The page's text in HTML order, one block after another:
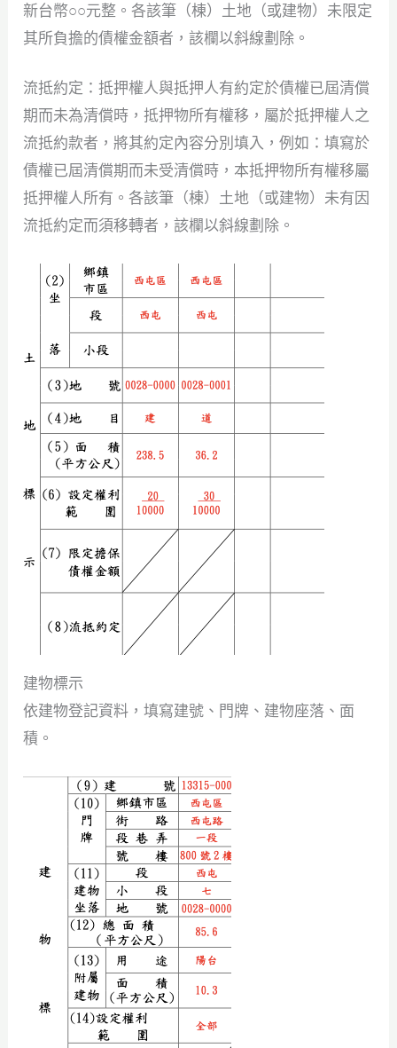
新台幣○○元整。各該筆（棟）土地（或建物）未限定
其所負擔的債權金額者，該欄以斜線劃除。
流抵約定：抵押權人與抵押人有約定於債權已屆清償
期而未為清償時，抵押物所有權移，屬於抵押權人之
流抵約款者，將其約定內容分別填入，例如：填寫於
債權已屆清償期而未受清償時，本抵押物所有權移屬
抵押權人所有。各該筆（棟）土地（或建物）未有因
流抵約定而須移轉者，該欄以斜線劃除。
建物標示
依建物登記資料，填寫建號、門牌、建物座落、面
積。